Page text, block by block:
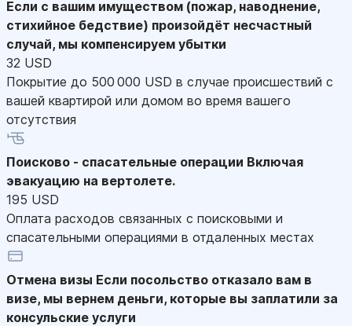
Если с вашим имуществом (пожар, наводнение,
стихийное бедствие) произойдёт несчастный
случай, мы компенсируем убытки
32 USD
Покрытие до 500 000 USD в случае происшествий с
вашей квартирой или домом во время вашего
отсутствия
Поисково - спасательные операции Включая
эвакуацию на вертолете.
195 USD
Оплата расходов связанных с поисковыми и
спасательными операциями в отдаленных местах
Отмена визы Если посольство отказало вам в
визе, мы вернем деньги, которые вы заплатили за
консульские услуги